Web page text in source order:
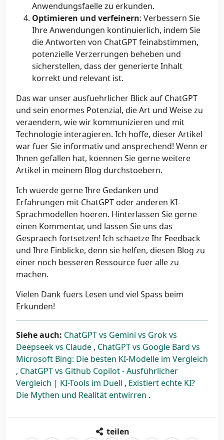
Anwendungsfaelle zu erkunden.
Optimieren und verfeinern: Verbessern Sie
Ihre Anwendungen kontinuierlich, indem Sie
die Antworten von ChatGPT feinabstimmen,
potenzielle Verzerrungen beheben und
sicherstellen, dass der generierte Inhalt
korrekt und relevant ist.
Das war unser ausfuehrlicher Blick auf ChatGPT
und sein enormes Potenzial, die Art und Weise zu
veraendern, wie wir kommunizieren und mit
Technologie interagieren. Ich hoffe, dieser Artikel
war fuer Sie informativ und ansprechend! Wenn er
Ihnen gefallen hat, koennen Sie gerne weitere
Artikel in meinem Blog durchstoebern.
Ich wuerde gerne Ihre Gedanken und
Erfahrungen mit ChatGPT oder anderen KI-
Sprachmodellen hoeren. Hinterlassen Sie gerne
einen Kommentar, und lassen Sie uns das
Gespraech fortsetzen! Ich schaetze Ihr Feedback
und Ihre Einblicke, denn sie helfen, diesen Blog zu
einer noch besseren Ressource fuer alle zu
machen.
Vielen Dank fuers Lesen und viel Spass beim
Erkunden!
Siehe auch: ChatGPT vs Gemini vs Grok vs
Deepseek vs Claude , ChatGPT vs Google Bard vs
Microsoft Bing: Die besten KI-Modelle im Vergleich
, ChatGPT vs Github Copilot - Ausführlicher
Vergleich | KI-Tools im Duell , Existiert echte KI?
Die Mythen und Realität entwirren .
teilen